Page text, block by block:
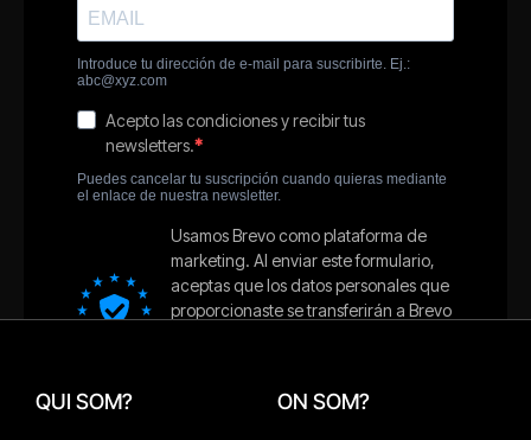
QUI SOM? ON SOM?